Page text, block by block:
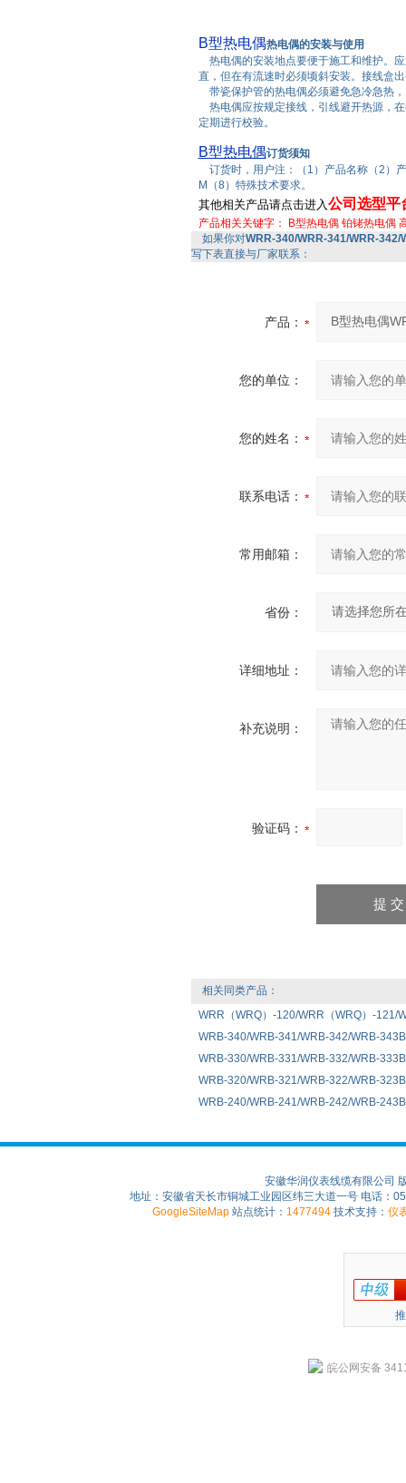
B型热电偶热电偶的安装与使用
热电偶的安装地点要便于施工和维护。
直，但在有流速时必须顷斜安装。接线盒
带瓷保护管的热电偶必须避免急冷急热
热电偶应按规定接线，引线避开热源，
定期进行校验。
B型热电偶订货须知
订货时，用户注：（1）产品名称（2）
M（8）特殊技术要求。
其他相关产品请点击进入公司选型平
产品相关关键字： B型热电偶 铂铑热电偶
如果你对WRR-340/WRR-341/WRR-342/
写下表直接与厂家联系：
产品：
您的单位：
您的姓名：
联系电话：
常用邮箱：
省份：
详细地址：
补充说明：
验证码：
相关同类产品：
WRR（WRQ）-120/WRR（WRQ）-121/
WRB-340/WRB-341/WRB-342/WRB-
WRB-330/WRB-331/WRB-332/WRB-
WRB-320/WRB-321/WRB-322/WRB-
WRB-240/WRB-241/WRB-242/WRB-
安徽华润仪表线缆有限公司
地址：安徽省天长市铜城工业园区纬三大道一号 电话：
GoogleSiteMap 站点统计： 1477494 技术支持： 仪
皖公网安备